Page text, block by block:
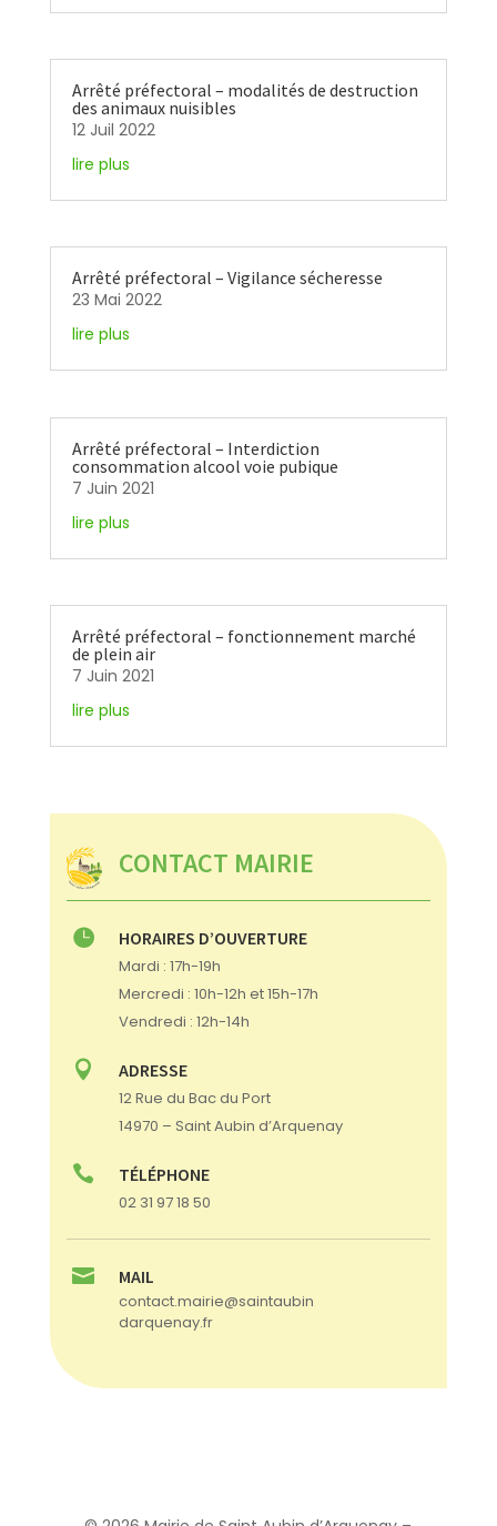
Arrêté préfectoral – modalités de destruction
des animaux nuisibles
12 Juil 2022
lire plus
Arrêté préfectoral – Vigilance sécheresse
23 Mai 2022
lire plus
Arrêté préfectoral – Interdiction
consommation alcool voie pubique
7 Juin 2021
lire plus
Arrêté préfectoral – fonctionnement marché
de plein air
7 Juin 2021
lire plus
CONTACT MAIRIE
 HORAIRES D’OUVERTURE
Mardi : 17h-19h
Mercredi : 10h-12h et 15h-17h
Vendredi : 12h-14h
 ADRESSE
12 Rue du Bac du Port
14970 – Saint Aubin d’Arquenay
 TÉLÉPHONE
02 31 97 18 50
 MAIL
contact.mairie@saintaubin
darquenay.fr